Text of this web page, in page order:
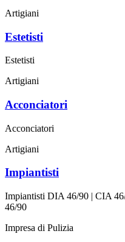
Artigiani
Estetisti
Estetisti
Artigiani
Acconciatori
Acconciatori
Artigiani
Impiantisti
Impiantisti DIA 46/90 | CIA
46/90
Impresa di Pulizia